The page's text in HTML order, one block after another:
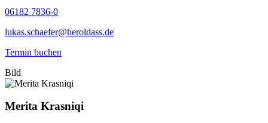
06182 7836-0
lukas.schaefer@heroldass.de
Termin buchen
Bild
Merita Krasniqi